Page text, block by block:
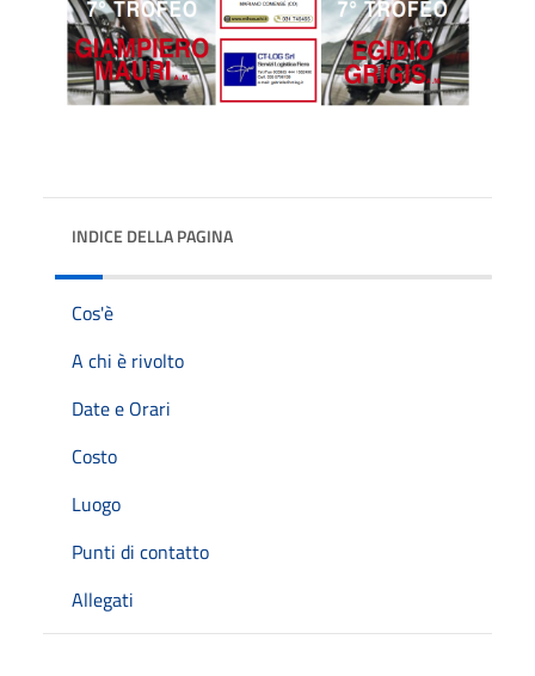
INDICE DELLA PAGINA
Cos'è
A chi è rivolto
Date e Orari
Costo
Luogo
Punti di contatto
Allegati